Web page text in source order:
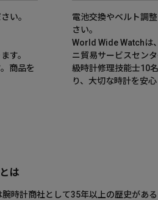
い。
す。
商品を
電池交換やベルト調
さい。
World Wide Watchは
ニ貿易サービスセン
級時計修理技能士10
り、大切な時計を安
は
時計商社として35年以上の歴史があ